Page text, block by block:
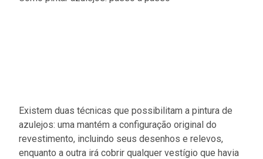
Existem duas técnicas que possibilitam a pintura de
azulejos: uma mantém a configuração original do
revestimento, incluindo seus desenhos e relevos,
enquanto a outra irá cobrir qualquer vestígio que havia